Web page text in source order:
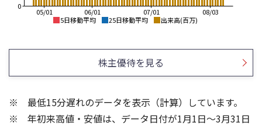
5日移動平均 25日移動平均 出来高(百万)
08/03
07/01
06/01
05/01
0
800
800
株主優待を見る
最低15分遅れのデータを表示（計算）しています。
年初来高値・安値は、データ日付が1月1日～3月31日